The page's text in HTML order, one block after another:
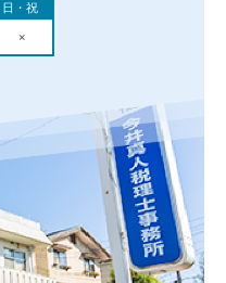
日・祝
×